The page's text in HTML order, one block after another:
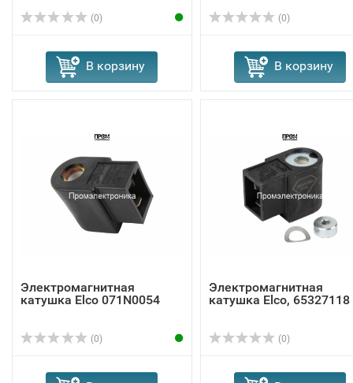
(0)
В корзину
(0)
В корзину
Электромагнитная
катушка Elco 071N0054
(0)
Электромагнитная
катушка Elco, 65327118
(0)